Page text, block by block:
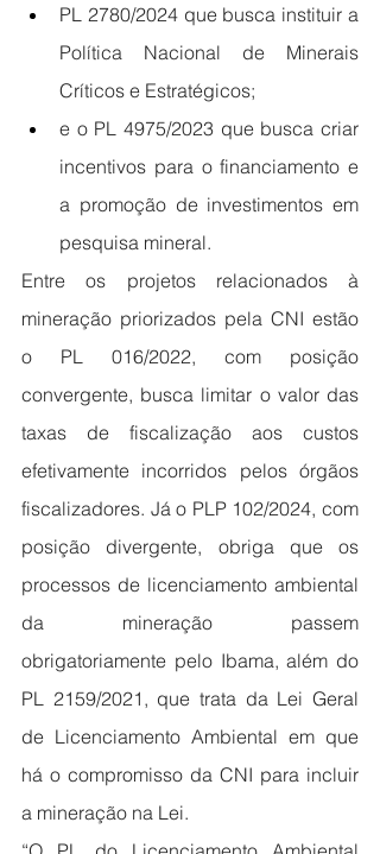
PL 2780/2024 que busca instituir a
Política Nacional de Minerais
Críticos e Estratégicos;
e o PL 4975/2023 que busca criar
incentivos para o financiamento e
a promoção de investimentos em
pesquisa mineral.
Entre os projetos relacionados à
mineração priorizados pela CNI estão
o PL 016/2022, com posição
convergente, busca limitar o valor das
taxas de fiscalização aos custos
efetivamente incorridos pelos órgãos
fiscalizadores. Já o PLP 102/2024, com
posição divergente, obriga que os
processos de licenciamento ambiental
da mineração passem
obrigatoriamente pelo Ibama, além do
PL 2159/2021, que trata da Lei Geral
de Licenciamento Ambiental em que
há o compromisso da CNI para incluir
a mineração na Lei.